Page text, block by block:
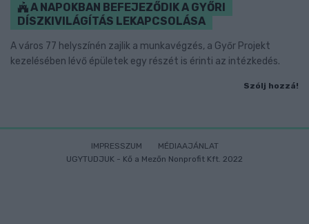
A NAPOKBAN BEFEJEZŐDIK A GYŐRI
DÍSZKIVILÁGÍTÁS LEKAPCSOLÁSA
A város 77 helyszínén zajlik a munkavégzés, a Győr Projekt
kezelésében lévő épületek egy részét is érinti az intézkedés.
Szólj hozzá!
IMPRESSZUM
MÉDIAAJÁNLAT
UGYTUDJUK - Kő a Mezőn Nonprofit Kft. 2022